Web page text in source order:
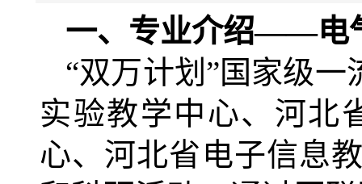
一、专业介绍——电
“双万计划”国家级
实验教学中心、河北
心、河北省电子信息